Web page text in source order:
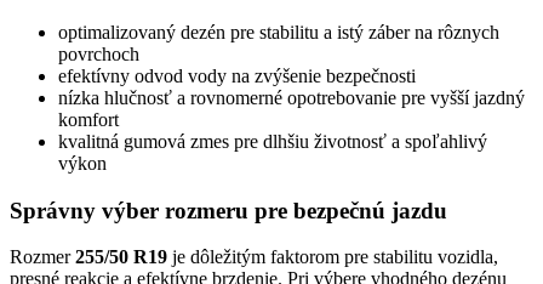
optimalizovaný dezén pre stabilitu a istý záber na rôznych
povrchoch
efektívny odvod vody na zvýšenie bezpečnosti
nízka hlučnosť a rovnomerné opotrebovanie pre vyšší jazdný
komfort
kvalitná gumová zmes pre dlhšiu životnosť a spoľahlivý
výkon
Správny výber rozmeru pre bezpečnú jazdu
Rozmer255/50 R19 je dôležitým faktorom pre stabilitu vozidla,
presné reakcie a efektívne brzdenie. Pri výbere vhodného dezénu